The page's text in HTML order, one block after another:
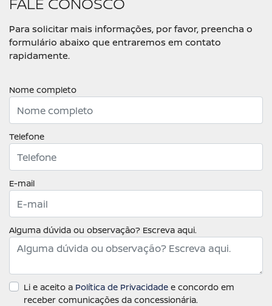
Para solicitar mais informações, por favor, preencha o
formulário abaixo que entraremos em contato
rapidamente.
Nome completo
Telefone
E-mail
Alguma dúvida ou observação? Escreva aqui.
Li e aceito a Política de Privacidade e concordo em
receber comunicações da concessionária.